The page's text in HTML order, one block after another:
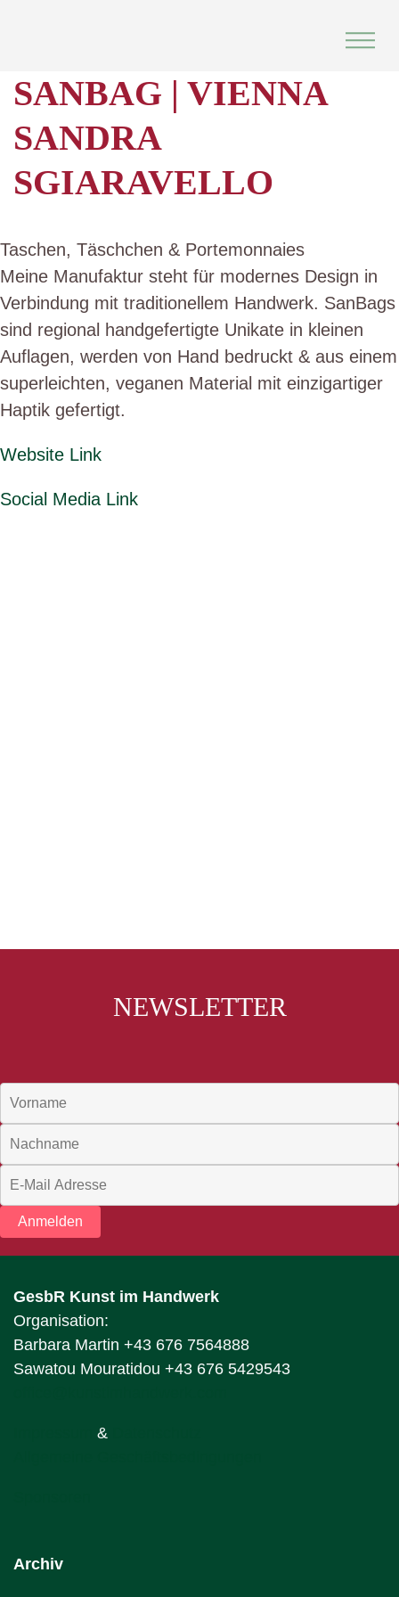
SANBAG | VIENNA
SANDRA
SGIARAVELLO
Taschen, Täschchen & Portemonnaies
Meine Manufaktur steht für modernes Design in
Verbindung mit traditionellem Handwerk. SanBags
sind regional handgefertigte Unikate in kleinen
Auflagen, werden von Hand bedruckt & aus einem
superleichten, veganen Material mit einzigartiger
Haptik gefertigt.
Website Link
Social Media Link
NEWSLETTER
Anmelden
GesbR Kunst im Handwerk
Organisation:
Barbara Martin +43 676 7564888
Sawatou Mouratidou +43 676 5429543
&
Archiv